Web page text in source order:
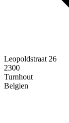
Leopoldstraat 26
2300
Turnhout
Belgien